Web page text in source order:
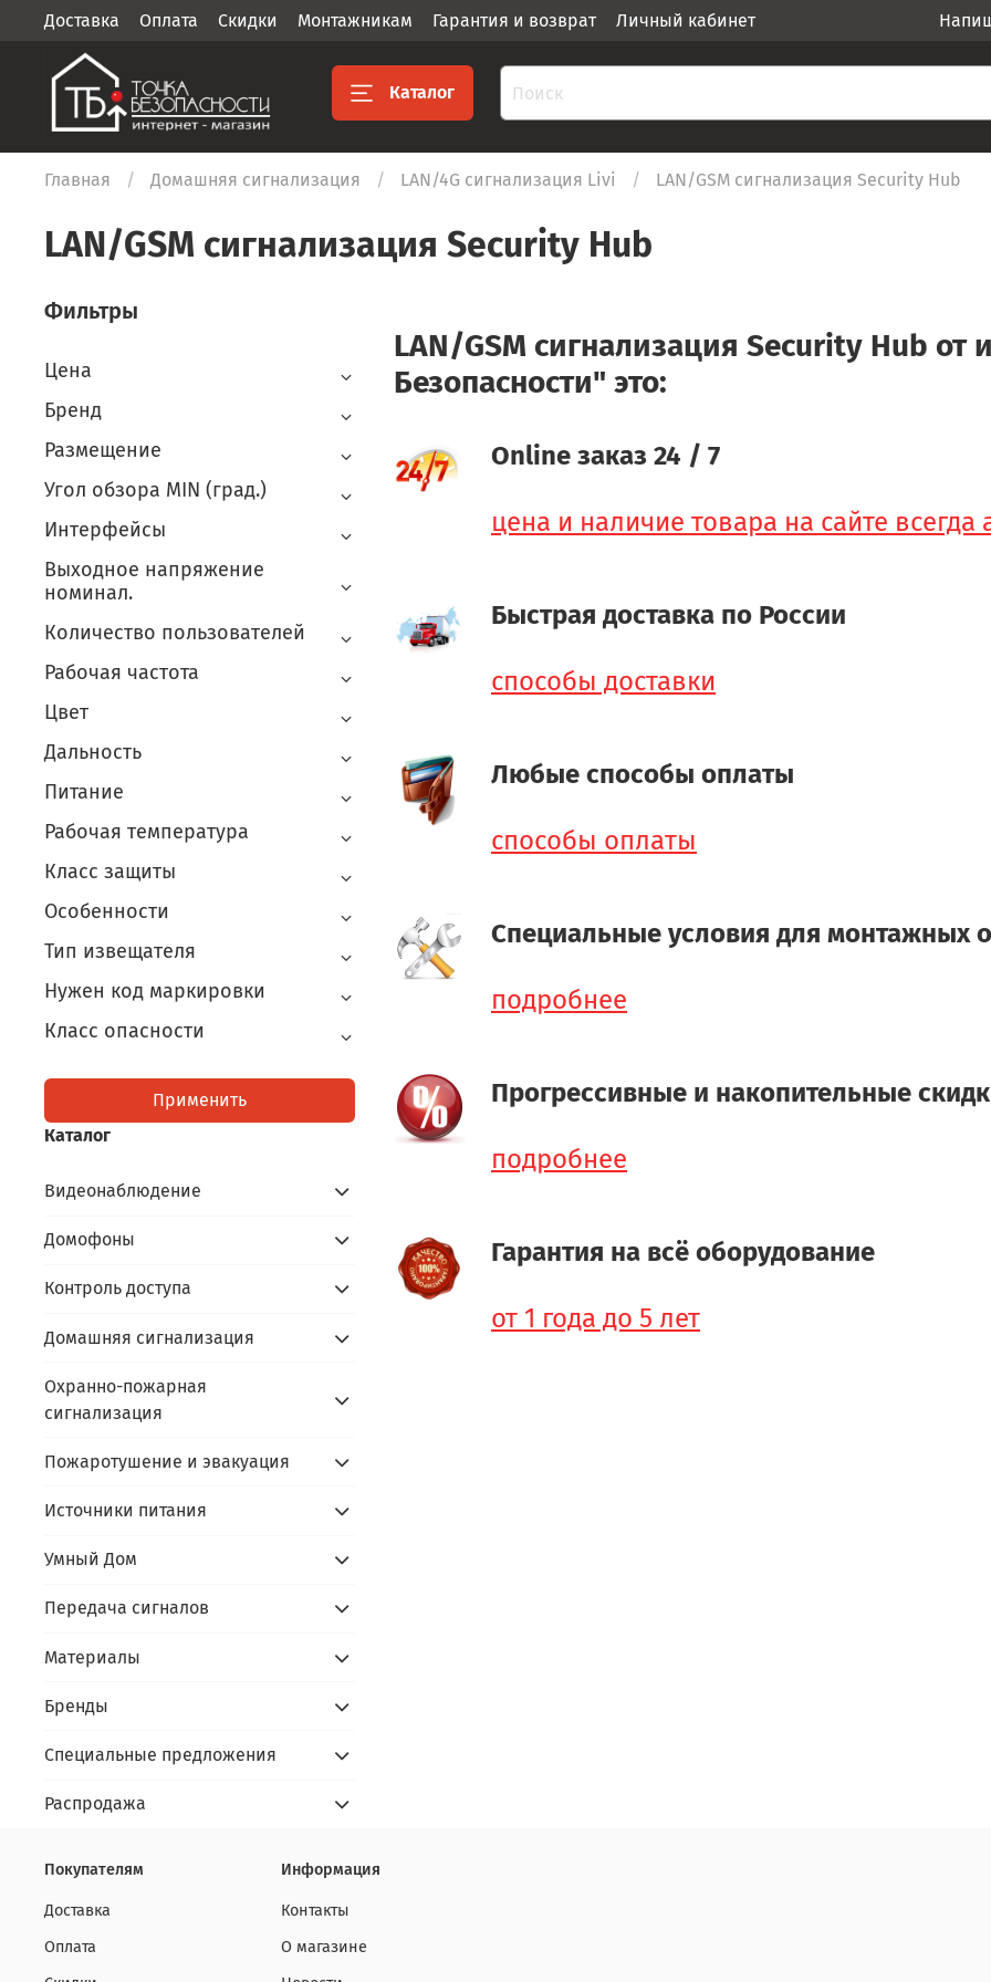
Доставка Оплата Скидки Монтажникам Гарантия и возврат Личный кабинет
Каталог
Главная Домашняя сигнализация LAN/4G сигнализация Livi LAN/GSM сигнализация Security Hub
LAN/GSM сигнализация Security Hub
LAN/GSM сигнализация Security Hub от
Безопасности" это:
Online заказ 24 / 7
цена и наличие товара на сайте всегда
Быстрая доставка по России
способы доставки
Любые способы оплаты
способы оплаты
Специальные условия для монтажных
подробнее
Прогрессивные и накопительные
подробнее
Гарантия на всё оборудование
от 1 года до 5 лет
Фильтры
Цена
Бренд
Размещение
Угол обзора MIN (град.)
Интерфейсы
Выходное напряжение
номинал.
Количество пользователей
Рабочая частота
Цвет
Дальность
Питание
Рабочая температура
Класс защиты
Особенности
Тип извещателя
Нужен код маркировки
Класс опасности
Применить
Каталог
Видеонаблюдение
Домофоны
Контроль доступа
Домашняя сигнализация
Охранно-пожарная
сигнализация
Пожаротушение и эвакуация
Источники питания
Умный Дом
Передача сигналов
Материалы
Бренды
Специальные предложения
Распродажа
Покупателям
Доставка
Оплата
Информация
Контакты
О магазине